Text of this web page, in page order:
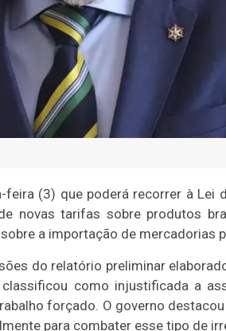
(3) que poderá recorrer à Lei
novas tarifas sobre produtos
a importação de mercadorias
do relatório preliminar
como injustificada a
forçado. O governo
para combater esse tipo de